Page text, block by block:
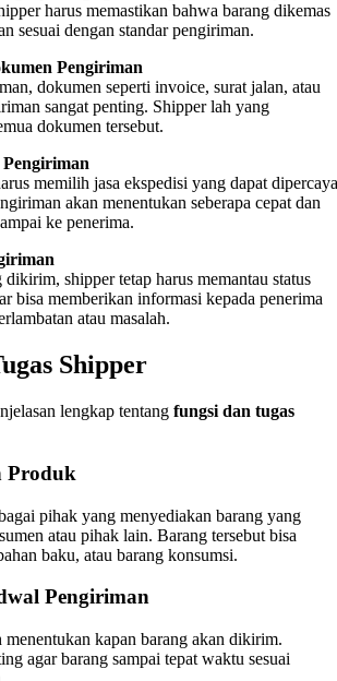
harus memastikan bahwa barang dikemas
sesuai dengan standar pengiriman.
Pengiriman
dokumen seperti invoice, surat jalan, atau
sangat penting. Shipper lah yang
dokumen tersebut.
memilih jasa ekspedisi yang dapat
akan menentukan seberapa cepat dan
ke penerima.
dikirim, shipper tetap harus memantau status
bisa memberikan informasi kepada penerima
atau masalah.
Shipper
lengkap tentang fungsi dan tugas
Produk
pihak yang menyediakan barang yang
atau pihak lain. Barang tersebut bisa
baku, atau barang konsumsi.
Pengiriman
menentukan kapan barang akan dikirim.
agar barang sampai tepat waktu sesuai